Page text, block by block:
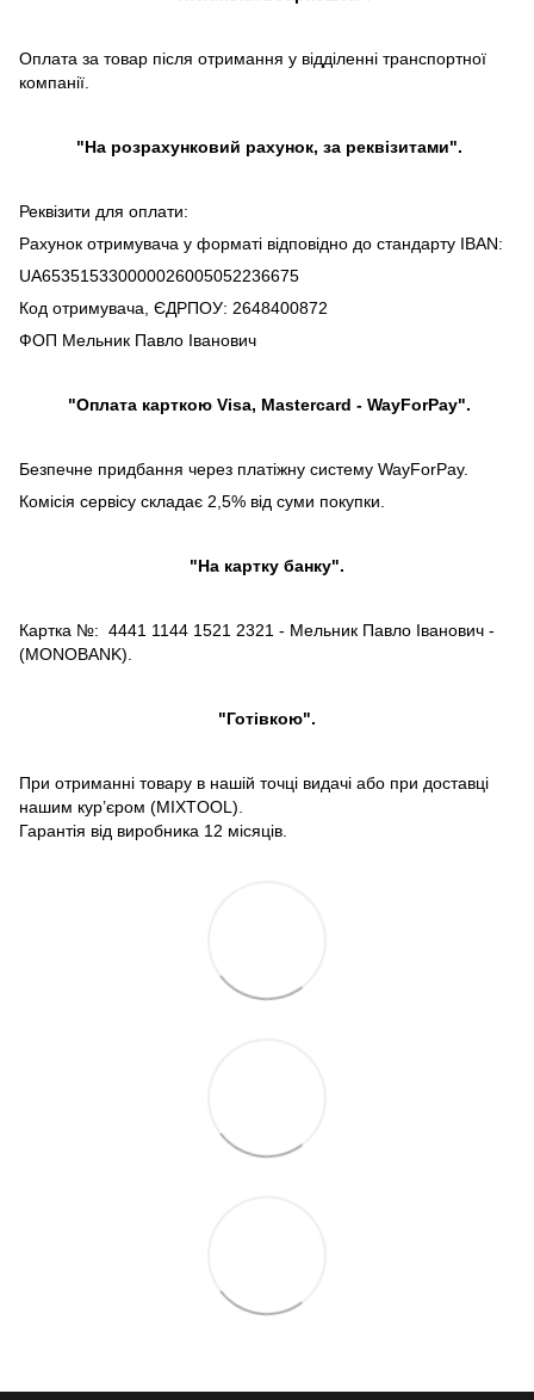
Оплата за товар після отримання у відділенні транспортної
компанії.
"На розрахунковий рахунок, за реквізитами".
Реквізити для оплати:
Рахунок отримувача у форматі відповідно до стандарту IBAN:
UA653515330000026005052236675
Код отримувача, ЄДРПОУ: 2648400872
ФОП Мельник Павло Іванович
"Оплата карткою Visa, Mastercard - WayForPay".
Безпечне придбання через платіжну систему WayForPay.
Комісія сервісу складає 2,5% від суми покупки.
"На картку банку".
Картка №: 4441 1144 1521 2321 - Мельник Павло Іванович -
(MONOBANK).
"Готівкою".
При отриманні товару в нашій точці видачі або при доставці
нашим кур’єром (MIXTOOL).
Гарантія від виробника 12 місяців.